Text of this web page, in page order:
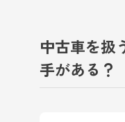
中古車を扱
手がある？